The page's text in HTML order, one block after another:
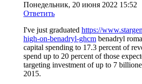
Понедельник, 20 июня 2022 15:52
Ответить
I've just graduated https://
high-on-benadryl-ghcm benadryl
capital spending to 17.3 percent of
spend up to 20 percent of those
targeting investment of up to 7
2015.